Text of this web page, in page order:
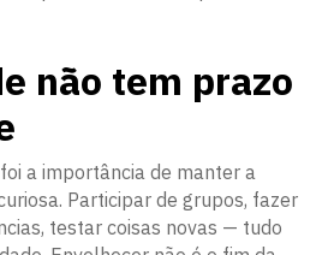
não tem prazo
a importância de manter a
Participar de grupos, fazer
testar coisas novas — tudo